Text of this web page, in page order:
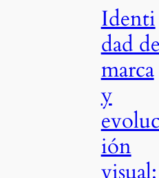
Identi
dad
marca
y
ión
visual: